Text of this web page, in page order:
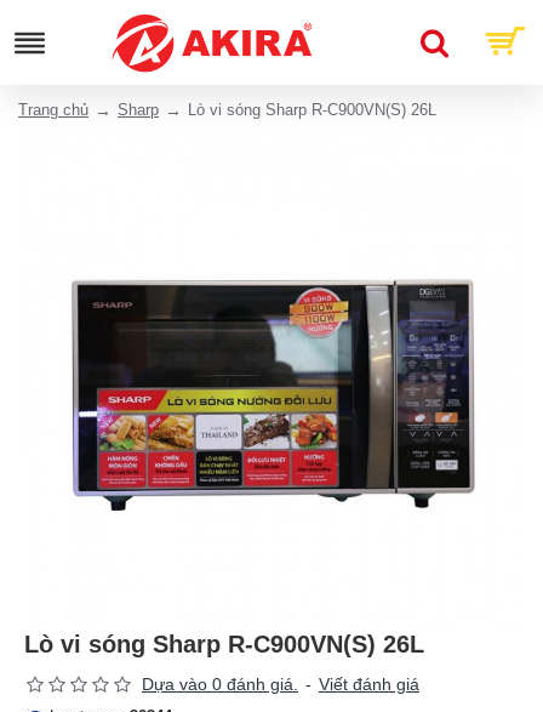
Trang chủ Sharp Lò vi sóng Sharp R-C900VN(S) 26L
Lò vi sóng Sharp R-C900VN(S) 26L
Dựa vào 0 đánh giá. - Viết đánh giá